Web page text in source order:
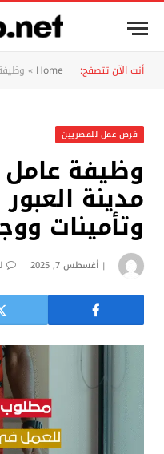
أنت الآن تتصفح: Home
» وظيفة
فرص عمل للمصريين
وظيفة
مدينة
وتأمينات
أغسطس 7, 2025